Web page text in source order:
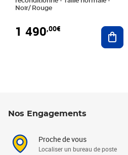
Noir/ Rouge
1 490,00€
Nos Engagements
Proche de vous
Localiser un bureau de poste